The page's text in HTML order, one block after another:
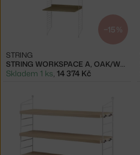
−15 %
STRING WORKSPACE A, OAK/WHITE
STRING
Skladem 1 ks 14 374 Kč